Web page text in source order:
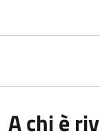
A chi è